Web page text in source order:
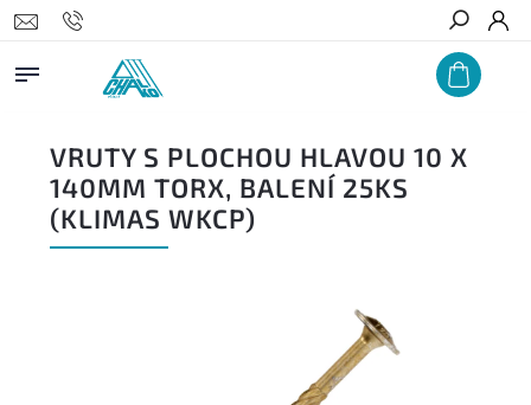
Hledat
VRUTY S PLOCHOU HLAVOU 10 X
140MM TORX, BALENÍ 25KS
(KLIMAS WKCP)